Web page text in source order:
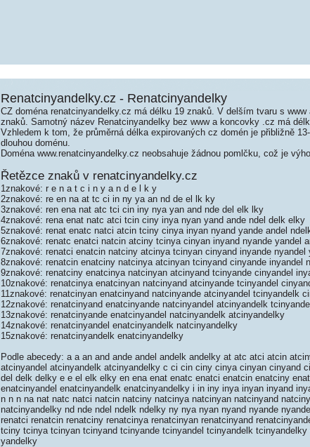
Renatcinyandelky.cz - Renatcinyandelky
CZ doména renatcinyandelky.cz má délku 19 znaků. V delším tvaru s
znaků. Samotný název Renatcinyandelky bez www a koncovky .cz má
Vzhledem k tom, že průměrná délka expirovaných cz domén je přibližně
dlouhou doménu.
Doména www.renatcinyandelky.cz neobsahuje žádnou pomlčku, což je
Řetězce znaků v renatcinyandelky.cz
1znakové: r e n a t c i n y a n d e l k y
2znakové: re en na at tc ci in ny ya an nd de el lk ky
3znakové: ren ena nat atc tci cin iny nya yan and nde del elk lky
4znakové: rena enat natc atci tcin ciny inya nyan yand ande ndel delk elky
5znakové: renat enatc natci atcin tciny cinya inyan nyand yande andel
6znakové: renatc enatci natcin atciny tcinya cinyan inyand nyande yandel
7znakové: renatci enatcin natciny atcinya tcinyan cinyand inyande nyandel
8znakové: renatcin enatciny natcinya atcinyan tcinyand cinyande inyandel
9znakové: renatciny enatcinya natcinyan atcinyand tcinyande cinyandel
10znakové: renatcinya enatcinyan natcinyand atcinyande tcinyandel
11znakové: renatcinyan enatcinyand natcinyande atcinyandel tcinyandelk
12znakové: renatcinyand enatcinyande natcinyandel atcinyandelk
13znakové: renatcinyande enatcinyandel natcinyandelk atcinyandelky
14znakové: renatcinyandel enatcinyandelk natcinyandelky
15znakové: renatcinyandelk enatcinyandelky
Podle abecedy: a a an and ande andel andelk andelky at atc atci atcin
atcinyandel atcinyandelk atcinyandelky c ci cin ciny cinya cinyan cinyand
del delk delky e e el elk elky en ena enat enatc enatci enatcin enatciny
enatcinyandel enatcinyandelk enatcinyandelky i in iny inya inyan inyand
n n n na nat natc natci natcin natciny natcinya natcinyan natcinyand
natcinyandelky nd nde ndel ndelk ndelky ny nya nyan nyand nyande
renatci renatcin renatciny renatcinya renatcinyan renatcinyand
tciny tcinya tcinyan tcinyand tcinyande tcinyandel tcinyandelk
yandelky